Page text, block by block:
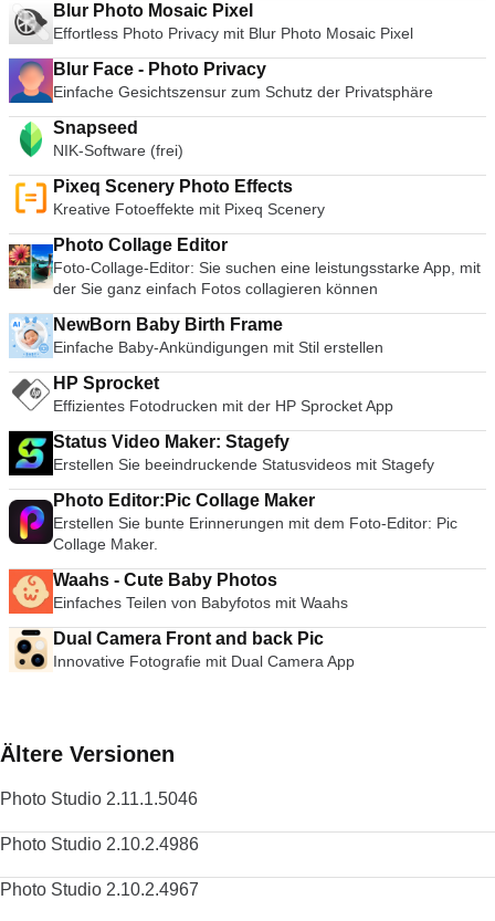
Blur Photo Mosaic Pixel
Effortless Photo Privacy mit Blur Photo Mosaic Pixel
Blur Face - Photo Privacy
Einfache Gesichtszensur zum Schutz der Privatsphäre
Snapseed
NIK-Software (frei)
Pixeq Scenery Photo Effects
Kreative Fotoeffekte mit Pixeq Scenery
Photo Collage Editor
Foto-Collage-Editor: Sie suchen eine leistungsstarke App, mit
der Sie ganz einfach Fotos collagieren können
NewBorn Baby Birth Frame
Einfache Baby-Ankündigungen mit Stil erstellen
HP Sprocket
Effizientes Fotodrucken mit der HP Sprocket App
Status Video Maker: Stagefy
Erstellen Sie beeindruckende Statusvideos mit Stagefy
Photo Editor:Pic Collage Maker
Erstellen Sie bunte Erinnerungen mit dem Foto-Editor: Pic
Collage Maker.
Waahs - Cute Baby Photos
Einfaches Teilen von Babyfotos mit Waahs
Dual Camera Front and back Pic
Innovative Fotografie mit Dual Camera App
Ältere Versionen
Photo Studio 2.11.1.5046
Photo Studio 2.10.2.4986
Photo Studio 2.10.2.4967